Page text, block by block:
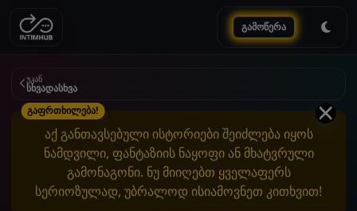
გამოწერა
უკან
სხვადასხვა
გაფრთხილება!
აქ განთავსებული ისტორიები შეიძლება იყოს
ნამდვილი, ფანტაზიის ნაყოფი ან მხატვრული
გამონაგონი. ნუ მიიღებთ ყველაფერს
სერიოზულად, უბრალოდ ისიამოვნეთ კითხვით!